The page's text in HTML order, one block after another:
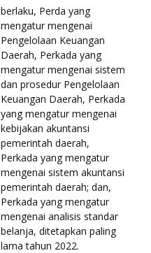
berlaku, Perda yang
mengatur mengenai
Pengelolaan Keuangan
Daerah, Perkada yang
mengatur mengenai sistem
dan prosedur Pengelolaan
Keuangan Daerah, Perkada
yang mengatur mengenai
kebijakan akuntansi
pemerintah daerah,
Perkada yang mengatur
mengenai sistem akuntansi
pemerintah daerah; dan,
Perkada yang mengatur
mengenai analisis standar
belanja, ditetapkan paling
lama tahun 2022.